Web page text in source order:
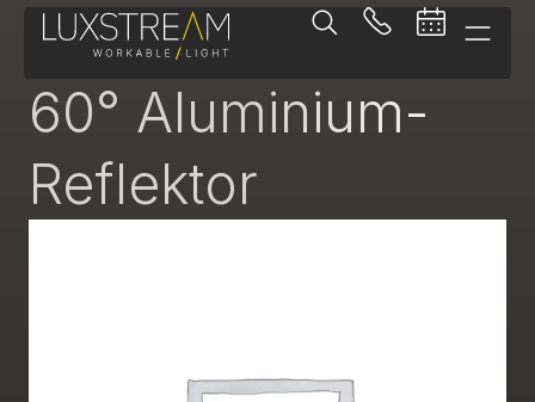
60° Aluminium-
Reflektor